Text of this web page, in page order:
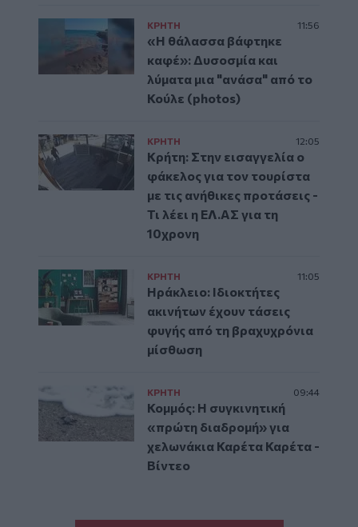
ΚΡΗΤΗ 11:56
«Η θάλασσα βάφτηκε
καφέ»: Δυσοσμία και
λύματα μια "ανάσα" από το
Κούλε (photos)
ΚΡΗΤΗ 12:05
Κρήτη: Στην εισαγγελία ο
φάκελος για τον τουρίστα
με τις ανήθικες προτάσεις -
Τι λέει η ΕΛ.ΑΣ για τη
10χρονη
ΚΡΗΤΗ 11:05
Ηράκλειο: Ιδιοκτήτες
ακινήτων έχουν τάσεις
φυγής από τη βραχυχρόνια
μίσθωση
ΚΡΗΤΗ 09:44
Κομμός: Η συγκινητική
«πρώτη διαδρομή» για
χελωνάκια Καρέτα Καρέτα -
Βίντεο